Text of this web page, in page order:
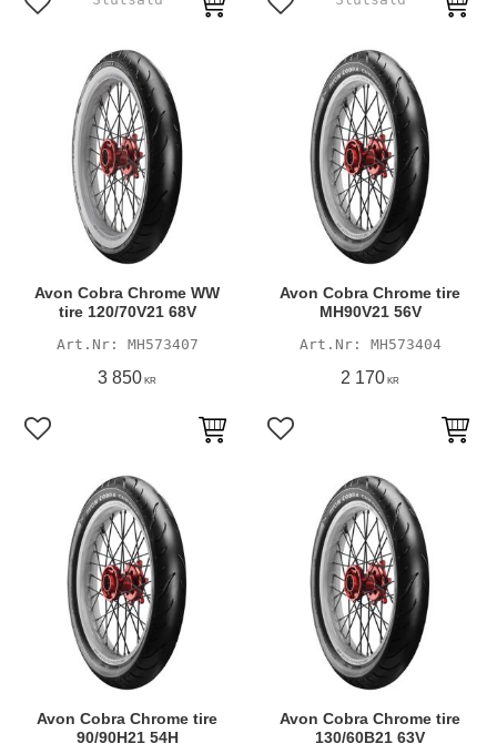
Lägg till i favoriter Lägg till i favoriter
Avon Cobra Chrome WW
tire 120/70V21 68V
MH573407
3 850 KR
Lägg till i favoriter
Avon Cobra Chrome tire
MH90V21 56V
MH573404
2 170 KR
Lägg till i favoriter
Avon Cobra Chrome tire
90/90H21 54H
Avon Cobra Chrome tire
130/60B21 63V